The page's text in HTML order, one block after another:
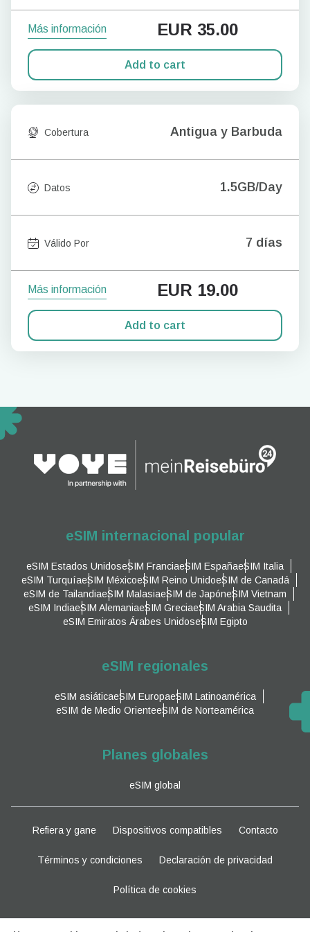
Más información EUR 35.00
Add to cart
Cobertura Antigua y Barbuda
Datos 1.5GB/Day
Válido Por 7 días
Más información EUR 19.00
Add to cart
eSIM internacional popular
eSIM Estados UnidoseSIM FranciaeSIM EspañaeSIM Italia
eSIM TurquíaeSIM MéxicoeSIM Reino UnidoeSIM de Canadá
eSIM de TailandiaeSIM MalasiaeSIM de JapóneSIM Vietnam
eSIM IndiaeSIM AlemaniaeSIM GreciaeSIM Arabia Saudita
eSIM Emiratos Árabes UnidoseSIM Egipto
eSIM regionales
eSIM asiáticaeSIM EuropaeSIM Latinoamérica
eSIM de Medio OrienteeSIM de Norteamérica
Planes globales
eSIM global
Refiera y gane Dispositivos compatibles Contacto
Términos y condiciones Declaración de privacidad
Política de cookies